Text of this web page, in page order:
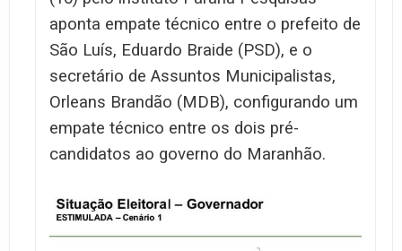
aponta empate técnico entre o prefeito de
São Luís, Eduardo Braide (PSD), e o
secretário de Assuntos Municipalistas,
Orleans Brandão (MDB), configurando um
empate técnico entre os dois pré-
candidatos ao governo do Maranhão.